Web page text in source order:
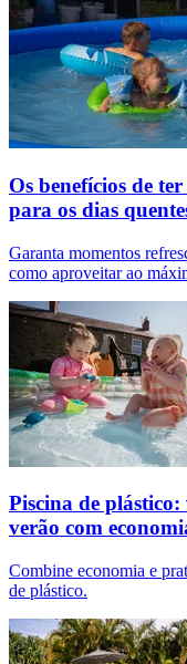
Os benefícios de
para os dias
Garanta momentos
como aproveitar ao
Piscina de
verão com
Combine economia e
de plástico.